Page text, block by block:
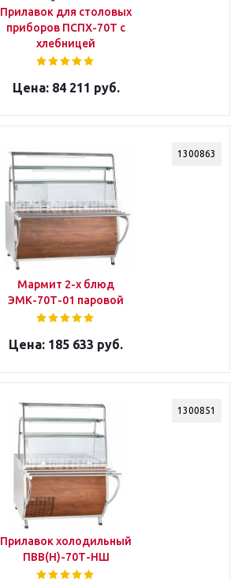
Прилавок для столовых
приборов ПСПХ-70Т с
хлебницей
84 211 руб.
1300863
Мармит 2-х блюд
ЭМК-70Т-01 паровой
185 633 руб.
1300851
Прилавок холодильный
ПВВ(Н)-70Т-НШ